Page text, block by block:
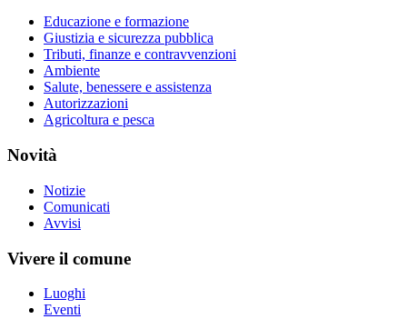
Educazione e formazione
Giustizia e sicurezza pubblica
Tributi, finanze e contravvenzioni
Ambiente
Salute, benessere e assistenza
Autorizzazioni
Agricoltura e pesca
Novità
Notizie
Comunicati
Avvisi
Vivere il comune
Luoghi
Eventi